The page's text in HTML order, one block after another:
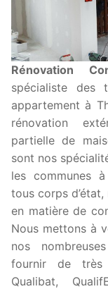
Rénovation
spécialiste des
appartement à
rénovation
partielle de
sont nos
les communes
tous corps
en matière de
Nous mettons à
nos
fournir de très
Qualibat,